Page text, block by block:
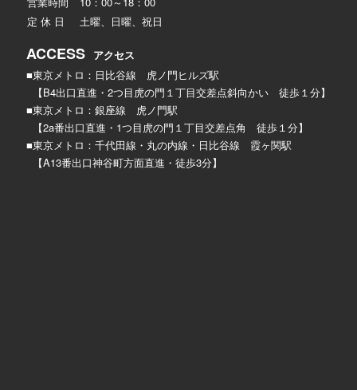
定 休 日
土曜、日曜、祝日
ACCESS アクセス
■東京メトロ：日比谷線 虎ノ門ヒルズ駅
【B4出口直進・2つ目虎の門１丁目交差点斜向かい 徒歩１分】
■東京メトロ：銀座線 虎ノ門駅
【2a番出口直進・1つ目虎の門１丁目交差点角 徒歩１分】
■東京メトロ：千代田線・丸の内線・日比谷線 霞ヶ関駅
【A13番出口神谷町方面直進・徒歩3分】